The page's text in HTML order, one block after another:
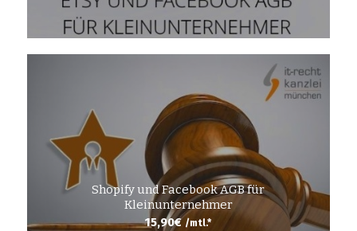
Shopify und Facebook AGB für
Kleinunternehmer
15,90€ /mtl.*